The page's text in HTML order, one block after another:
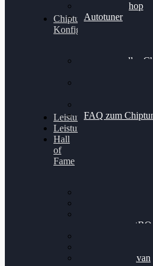
Alientech Shop
Autotuner
Chiptuning
Konfigurator
Professionelles
Professionelles
FAQ zum
Leistungsmessung
Leistungsprüfstand
Hall
of
Fame
Nissan GT-R35
V6 TWINTURBO
VW Passat
VW T6 Multivan